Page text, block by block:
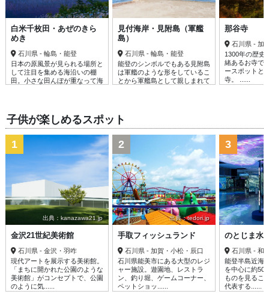
白米千枚田・あぜのきら
めき
石川県 - 輪島・能登
日本の原風景が見られる場所と
して注目を集める海沿いの棚
田。小さな田んぼが重なって海
見付海岸・見附島（軍艦
島）
石川県 - 輪島・能登
能登のシンボルでもある見附島
は軍艦のような形をしているこ
とから軍艦島として親しまれて
那谷寺
石川県 - 加
1300年の歴史
緒あるお寺で
ースポットと
寺。 ......
子供が楽しめるスポット
出典：kanazawa21.jp
1
金沢21世紀美術館
石川県 - 金沢・羽咋
現代アートを展示する美術館。
「まちに開かれた公園のような
美術館」がコンセプトで、公園
のように気......
出典：tedori.jp
2
手取フィッシュランド
石川県 - 加賀・小松・辰口
石川県能美市にある大型のレジ
ャー施設。遊園地、レストラ
ン、釣り堀、ゲームコーナー、
ペットショッ......
3
のとじま水
石川県 - 和
能登半島近海
を中心に約
ものを見るこ
代表する......